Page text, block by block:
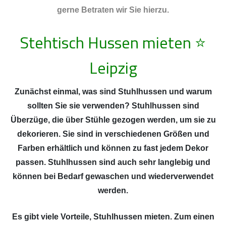
gerne Betraten wir Sie hierzu.
Stehtisch Hussen mieten ⭐
Leipzig
Zunächst einmal, was sind Stuhlhussen und warum
sollten Sie sie verwenden? Stuhlhussen sind
Überzüge, die über Stühle gezogen werden, um sie zu
dekorieren. Sie sind in verschiedenen Größen und
Farben erhältlich und können zu fast jedem Dekor
passen. Stuhlhussen sind auch sehr langlebig und
können bei Bedarf gewaschen und wiederverwendet
werden.
Es gibt viele Vorteile, Stuhlhussen mieten. Zum einen